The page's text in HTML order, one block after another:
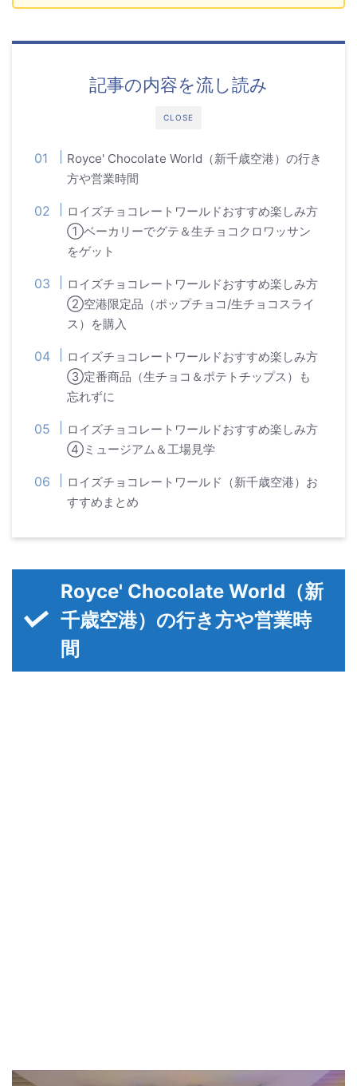
CLOSE
記事の内容を流し読み
Royce' Chocolate World（新千歳空港）の行き
方や営業時間
ロイズチョコレートワールドおすすめ楽しみ方
①ベーカリーでグテ＆生チョコクロワッサン
をゲット
ロイズチョコレートワールドおすすめ楽しみ方
②空港限定品（ポップチョコ/生チョコスライ
ス）を購入
ロイズチョコレートワールドおすすめ楽しみ方
③定番商品（生チョコ＆ポテトチップス）も
忘れずに
ロイズチョコレートワールドおすすめ楽しみ方
④ミュージアム＆工場見学
ロイズチョコレートワールド（新千歳空港）お
すすめまとめ
Royce' Chocolate World（新
千歳空港）の行き方や営業時
間